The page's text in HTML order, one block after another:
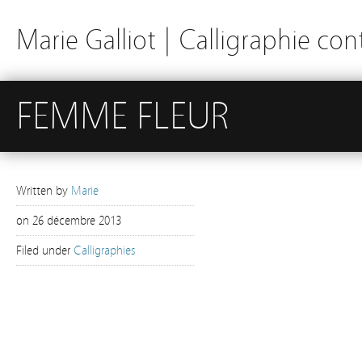
Marie Galliot | Calligraphie
FEMME FLEUR
Written by Marie
on 26 décembre 2013
Filed under Calligraphies